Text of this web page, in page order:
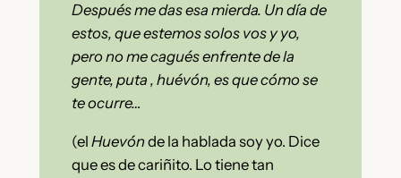
Después me das esa mierda. Un día de
estos, que estemos solos vos y yo,
pero no me cagués enfrente de la
gente, puta , huévón, es que cómo se
te ocurre…
(el Huevónde la hablada soy yo. Dice
que es de cariñito. Lo tiene tan